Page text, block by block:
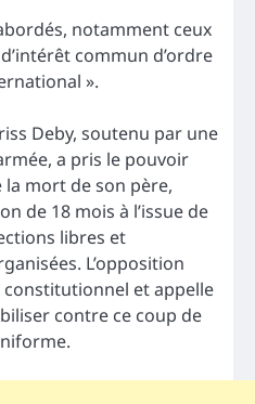
notamment ceux
commun d’ordre
».
Deby, soutenu par une
a pris le pouvoir
la mort de son père,
de 18 mois à l’issue de
libres et
L’opposition
constitutionnel et appelle
contre ce coup de